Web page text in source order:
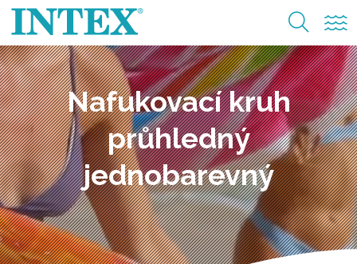
Nafukovací kruh
průhledný
jednobarevný